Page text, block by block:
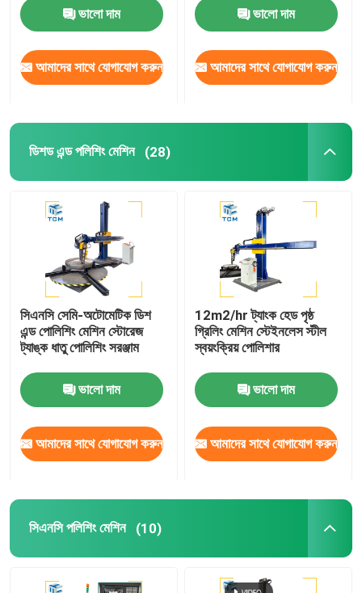
পণ্য
আমাদের সম্বন্ধে
ভালো দাম
আমাদের সাথে যোগাযোগ করুন
ভালো দাম
আমাদের সাথে যোগাযোগ করুন
ডিশড এন্ড পলিশিং মেশিন (28)
সিএনসি সেমি-অটোমেটিক ডিশ
এন্ড পোলিশিং মেশিন স্টোরেজ
ট্যাঙ্ক ধাতু পোলিশিং সরঞ্জাম
ভালো দাম
আমাদের সাথে যোগাযোগ করুন
12m2/hr ট্যাংক হেড পৃষ্ঠ
গ্রিলিং মেশিন স্টেইনলেস স্টীল
স্বয়ংক্রিয় পোলিশার
ভালো দাম
আমাদের সাথে যোগাযোগ করুন
সিএনসি পলিশিং মেশিন (10)